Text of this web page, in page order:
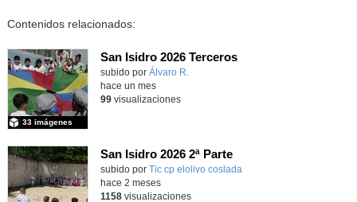
Contenidos relacionados:
San Isidro 2026 Terceros
Contenido educativo.
subido por Álvaro R.
33 imágenes
hace un mes
99visualizaciones
San Isidro 2026 2ª Parte
subido por Tic cp elolivo coslada
hace 2 meses
1158visualizaciones